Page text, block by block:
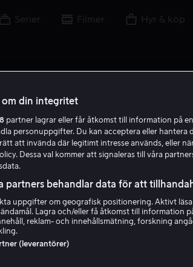
Serier Filmer Hyr & köp
Nabil
Producent
om din integritet
partner lagrar eller får åtkomst till information på
personuppgifter. Du kan acceptera eller hantera
att invända där legitimt intresse används, eller
Dessa val kommer att signaleras till våra
partners behandlar data för att
uppgifter om geografisk positionering. Aktivt
Lagra och/eller få åtkomst till information
reklam- och innehållsmätning, forskning
(leverantörer)